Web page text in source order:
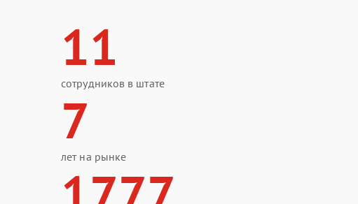
11
сотрудников в штате
7
лет на рынке